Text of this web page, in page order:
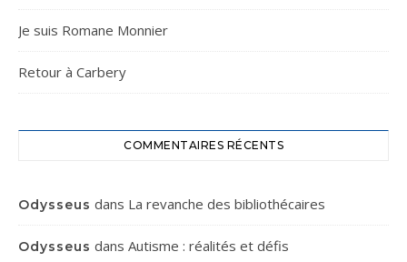
Je suis Romane Monnier
Retour à Carbery
COMMENTAIRES RÉCENTS
Odysseus dans La revanche des bibliothécaires
Odysseus dans Autisme : réalités et défis